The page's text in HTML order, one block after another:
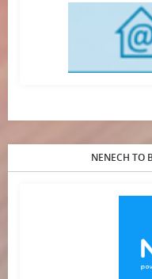
NENECH TO